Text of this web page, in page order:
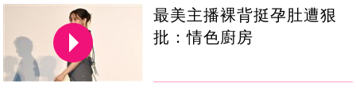
最美主播裸背挺孕肚遭狠
批：情色廚房